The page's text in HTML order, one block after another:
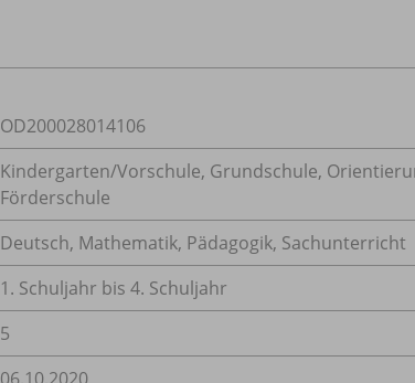
OD200028014106
Kindergarten/Vorschule, Grundschule,
Förderschule
Deutsch, Mathematik, Pädagogik, Sachunterricht
1. Schuljahr bis 4. Schuljahr
5